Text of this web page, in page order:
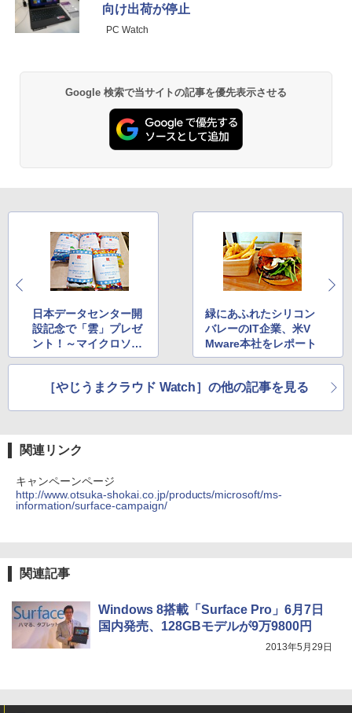
向け出荷が停止
PC Watch
Google 検索で当サイトの記事を優先表示させる
日本データセンター開
設記念で「雲」プレゼ
ント！～マイクロソフ
ト
緑にあふれたシリコン
バレーのIT企業、米V
Mware本社をレポート
［やじうまクラウド Watch］の他の記事を見る
関連リンク
キャンペーンページ
http://www.otsuka-shokai.co.jp/products/microsoft/ms-
information/surface-campaign/
関連記事
Windows 8搭載「Surface Pro」6月7日
国内発売、128GBモデルが9万9800円
2013年5月29日